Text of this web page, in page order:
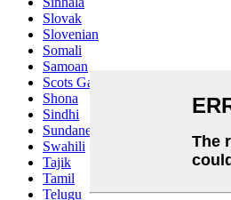
Slovak
Slovenian
Somali
Samoan
Scots Gaelic
Shona
Sindhi
Sundanese
Swahili
Tajik
Tamil
Telugu